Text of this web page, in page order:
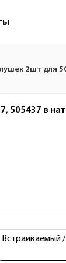
2шт для
505437 в
Встраиваемый